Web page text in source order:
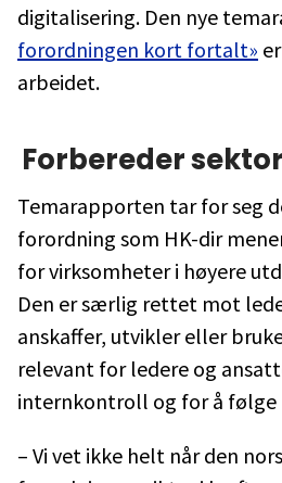
digitalisering. Den nye
forordningen kort fortalt»
arbeidet.
Forbereder
Temarapporten tar for seg
forordning som HK-dir
for virksomheter i høyere
Den er særlig rettet mot
anskaffer, utvikler eller
relevant for ledere og
internkontroll og for å følge
– Vi vet ikke helt når den